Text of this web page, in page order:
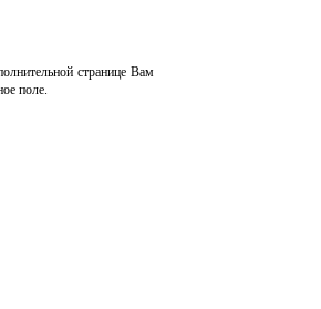
странице Вам
поле.